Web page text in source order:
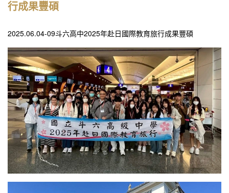
行成果豐碩
2025.06.04-09斗六高中2025年赴日國際教育旅行成果豐碩